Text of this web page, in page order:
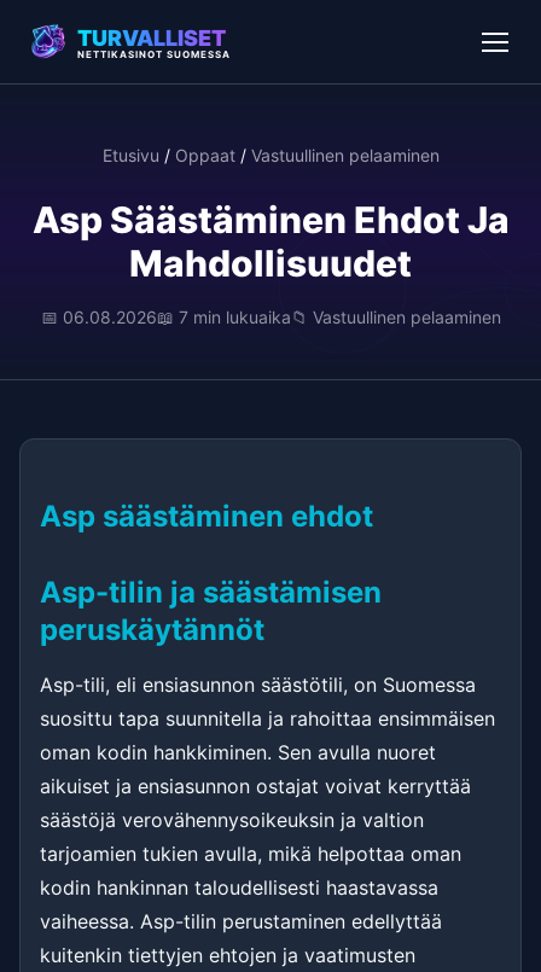
TURVALLISET
NETTIKASINOT SUOMESSA
Etusivu / Oppaat / Vastuullinen pelaaminen
Asp Säästäminen Ehdot Ja
Mahdollisuudet
📅 06.08.2026📖 7 min lukuaika📁 Vastuullinen pelaaminen
Asp säästäminen ehdot
Asp-tilin ja säästämisen
peruskäytännöt
Asp-tili, eli ensiasunnon säästötili, on Suomessa
suosittu tapa suunnitella ja rahoittaa ensimmäisen
oman kodin hankkiminen. Sen avulla nuoret
aikuiset ja ensiasunnon ostajat voivat kerryttää
säästöjä verovähennysoikeuksin ja valtion
tarjoamien tukien avulla, mikä helpottaa oman
kodin hankinnan taloudellisesti haastavassa
vaiheessa. Asp-tilin perustaminen edellyttää
kuitenkin tiettyjen ehtojen ja vaatimusten